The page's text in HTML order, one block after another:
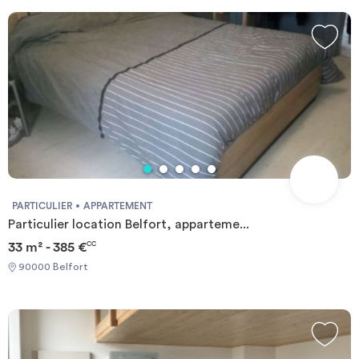
centaines de mètres de l’école d’ingénieurs (UTBM) et de lUT,
mais également à proximité immédiate de grandes entreprises
comme ALSTOM et GENERAL ELECTRIC. Nos résidents
disposent d’un parking privatif, de laveries à chaque étage et ont
la possibilité d’avoir accès à un service de location de linge (literie
et salle de bain), ainsi que d'un service ménage, s’ils le souhaitent.
Pour plus de simplicité à l'installation, nos locations sont toutes
charges comprises. (eau chaude et froide, chauffage, électricité,
internet fibre, entretien parties communes, parking privatif,
assurance de l’appartement). La Résidence EDISON est équipée
d’un contrôle d’accès vidéo et d’une vidéo surveillance des parties
PARTICULIER APPARTEMENT
Particulier location Belfort, apparteme...
33 m² - 385 €CC
90000 Belfort